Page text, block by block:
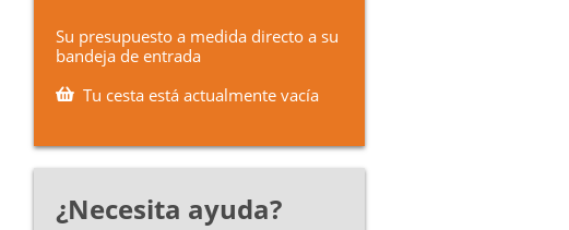
Su presupuesto a medida directo a su
bandeja de entrada
Tu cesta está actualmente vacía
¿Necesita ayuda?